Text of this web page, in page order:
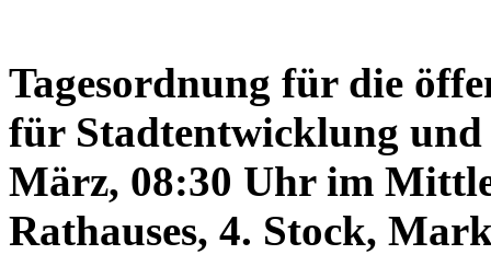
Tagesordnung für die
für Stadtentwicklung und
März, 08:30 Uhr im
Rathauses, 4. Stock,